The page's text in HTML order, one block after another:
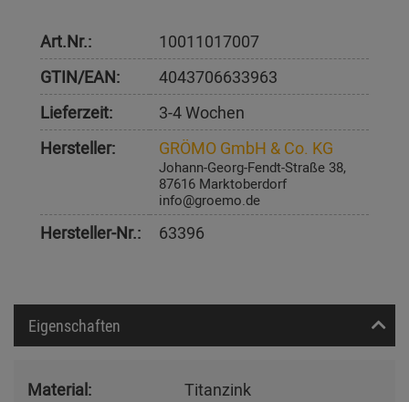
Art.Nr.:
10011017007
GTIN/EAN:
4043706633963
Lieferzeit:
3-4 Wochen
Hersteller:
GRÖMO GmbH & Co. KG
Johann-Georg-Fendt-Straße 38,
87616 Marktoberdorf
info@groemo.de
Hersteller-Nr.: 63396
Eigenschaften
Material:
Titanzink